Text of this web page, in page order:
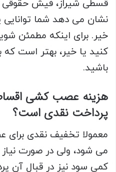
قسطی شیراز، فیش
نشان می دهد شما توانایی
خیر. برای اینکه مطمئن
کنید یا خیر، بهتر است که
باشید.
هزینه عصب کشی
پرداخت نقدی است؟
معمولا تخفیف نقدی
می شود، ولی در صورت
کمی سود نیز در قبال آن